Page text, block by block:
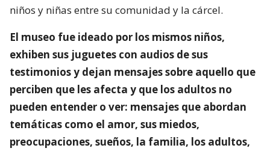
niños y niñas entre su comunidad y la cárcel.
El museo fue ideado por los mismos niños,
exhiben sus juguetes con audios de sus
testimonios y dejan mensajes sobre aquello que
perciben que les afecta y que los adultos no
pueden entender o ver: mensajes que abordan
temáticas como el amor, sus miedos,
preocupaciones, sueños, la familia, los adultos,